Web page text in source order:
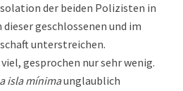
der beiden Polizisten in
geschlossenen und im
unterstreichen.
gesprochen nur sehr wenig.
isla mínimaunglaublich